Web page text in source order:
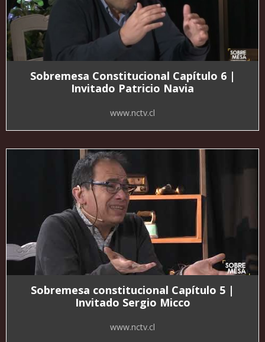
Sobremesa Constitucional Capítulo 6 |
Invitado Patricio Navia
www.nctv.cl
Sobremesa constitucional Capítulo 5 |
Invitado Sergio Micco
www.nctv.cl